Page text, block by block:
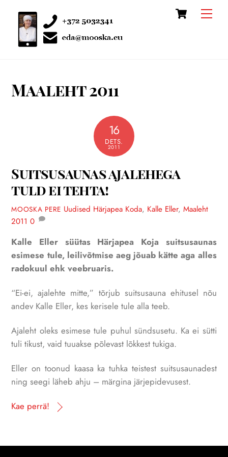
content
Cart
Maaleht 2011
16
DETS.
2011
Suitsusaunas ajalehega
tuld ei tehta!
MOOSKA PERE Uudised Härjapea Koda, Kalle Eller, Maaleht
2011 0
Kalle Eller süütas Härjapea Koja suitsusaunas
esimese tule, leilivõtmise aeg jõuab kätte aga alles
radokuul ehk veebruaris.
“Ei-ei, ajalehte mitte,” tõrjub suitsusauna ehitusel nõu
andev Kalle Eller, kes kerisele tule alla teeb.
Ajaleht oleks esimese tule puhul sündsusetu. Ka ei sütti
tuli tikust, vaid tuuakse põlevast lõkkest tukiga.
Eller on toonud kaasa ka tuhka teistest suitsusaunadest
ning seegi läheb ahju – märgina järjepidevusest.
Kae perrä!